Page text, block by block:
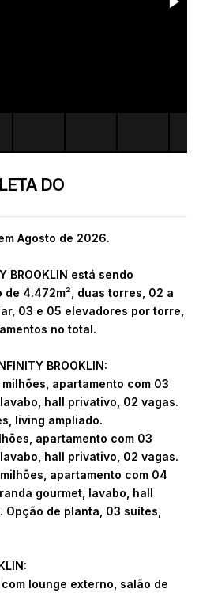
DO
Agosto de 2026.
BROOKLIN está sendo
4.472m², duas torres, 02 a
03 e 05 elevadores por torre,
no total.
BROOKLIN:
apartamento com 03
hall privativo, 02 vagas.
living ampliado.
apartamento com 03
hall privativo, 02 vagas.
apartamento com 04
gourmet, lavabo, hall
de planta, 03 suítes,
lounge externo, salão de